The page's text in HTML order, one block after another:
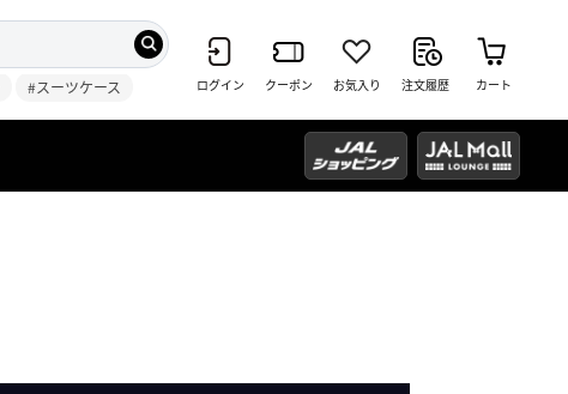
#スーツケース ログイン クーポン お気入り 注文履歴 カート